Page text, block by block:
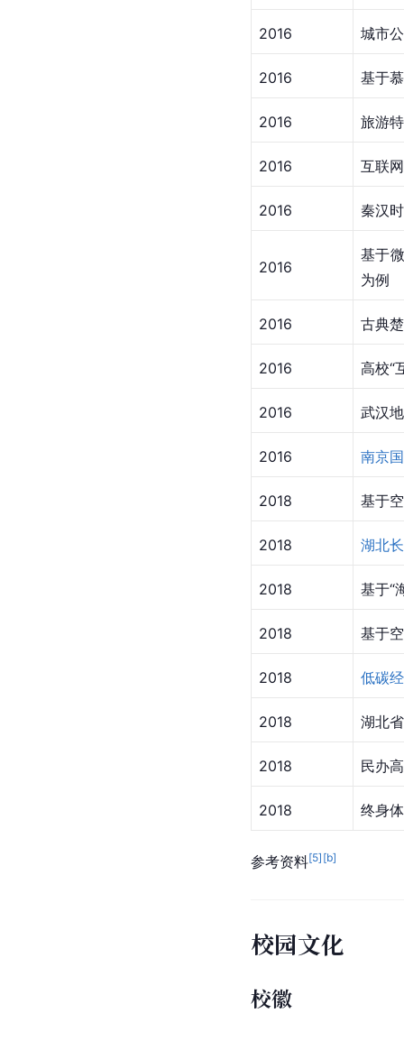
2016 城市
2016 基于
2016 旅游
2016 互联
2016 秦汉
2016
基于
为例
2016 古典
2016 高校“
2016 武汉
2016 南京
2018 基于
2018 湖北
2018 基于“
2018 基于
2018 低碳
2018 湖北
2018 民办
2018 终身
参考资料[5] [b]
校园文化
校徽